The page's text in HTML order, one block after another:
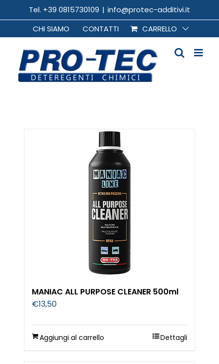
al
contenuto
Tel. +39 0815730109 | info@protec-additivi.it
CHI SIAMO
CONTATTI CARRELLO
MANIAC ALL PURPOSE CLEANER 500ml
€13,50
Aggiungi al carrello Dettagli